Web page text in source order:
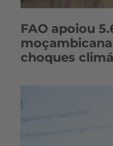
FAO apoiou
choques